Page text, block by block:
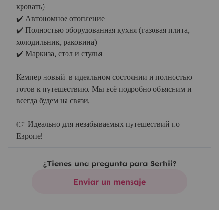
кровать)
✔️ Автономное отопление
✔️ Полностью оборудованная кухня (газовая плита,
холодильник, раковина)
✔️ Маркиза, стол и стулья
Кемпер новый, в идеальном состоянии и полностью
готов к путешествию. Мы всё подробно объясним и
всегда будем на связи.
👉 Идеально для незабываемых путешествий по
Европе!
¿Tienes una pregunta para Serhii?
Enviar un mensaje